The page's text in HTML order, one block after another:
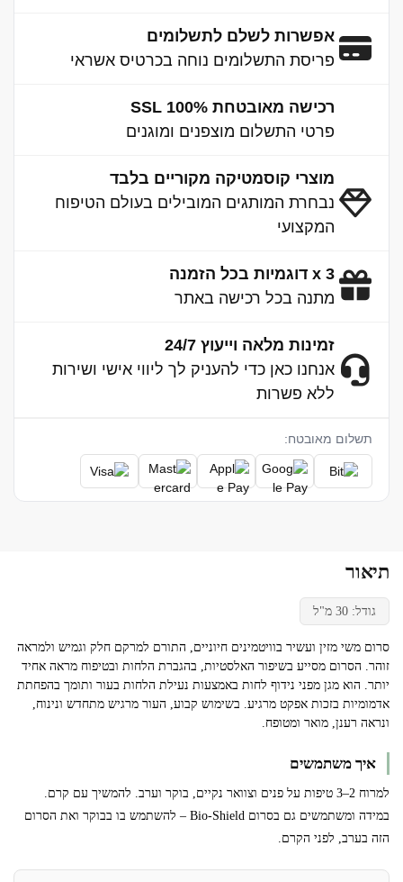
אפשרות לשלם לתשלומים
פריסת התשלומים נוחה בכרטיס אשראי
רכישה מאובטחת 100% SSL
פרטי התשלום מוצפנים ומוגנים
מוצרי קוסמטיקה מקוריים בלבד
נבחרת המותגים המובילים בעולם הטיפוח
המקצועי
3 x דוגמיות בכל הזמנה
מתנה בכל רכישה באתר
זמינות מלאה וייעוץ 24/7
אנחנו כאן כדי להעניק לך ליווי אישי ושירות
ללא פשרות
תשלום מאובטח:
תיאור
גודל: 30 מ"ל
סרום משי מזין ועשיר בוויטמינים חיוניים, התורם למרקם חלק וגמיש ולמראה
זוהר. הסרום מסייע בשיפור האלסטיות, בהגברת הלחות ובטיפוח מראה אחיד
יותר. הוא מגן מפני נידוף לחות באמצעות נעילת הלחות בעור ותומך בהפחתת
אדמומיות בזכות אפקט מרגיע. בשימוש קבוע, העור מרגיש מתחדש ונינוח,
ונראה רענן, מואר ומטופח.
איך משתמשים
למרוח 2–3 טיפות על פנים וצוואר נקיים, בוקר וערב. להמשיך עם קרם.
במידה ומשתמשים גם בסרום Bio-Shield – להשתמש בו בבוקר ואת הסרום
הזה בערב, לפני הקרם.